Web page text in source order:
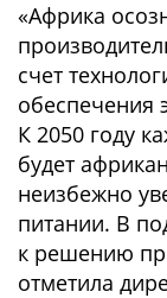
«Африка
счет
обеспечения
К 2050 году
будет
неизбежно
питании. В
к решению
отметила